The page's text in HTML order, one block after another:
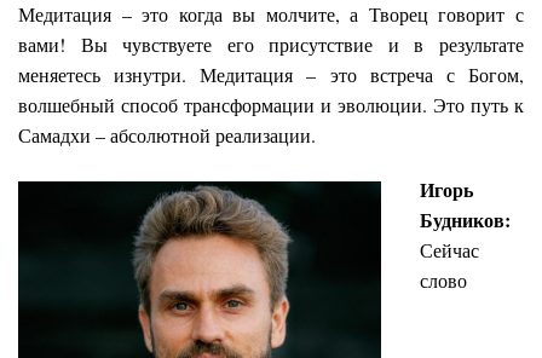
Медитация – это когда вы молчите, а Творец говорит с
вами! Вы чувствуете его присутствие и в результате
меняетесь изнутри. Медитация – это встреча с Богом,
волшебный способ трансформации и эволюции. Это путь к
Самадхи – абсолютной реализации.
Игорь
Будников:
Сейчас
слово